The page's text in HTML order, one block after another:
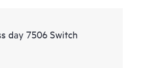
day 7506 Switch